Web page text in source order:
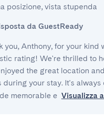
posizione, vista stupenda
da GuestReady
you, Anthony, for your kind
rating! We're thrilled to
the great location
during your stay. It's always
memorable e Visualizza